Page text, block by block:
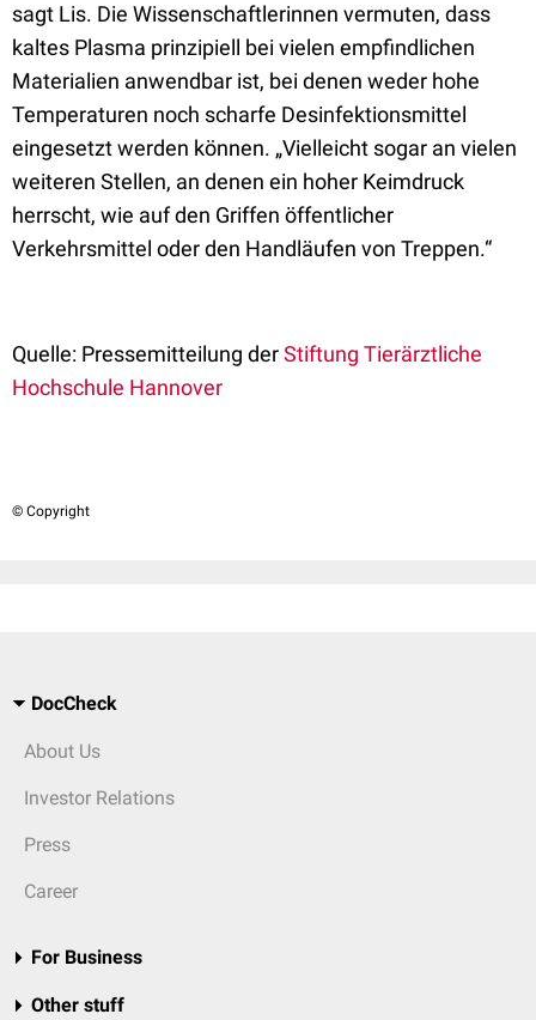
sagt Lis. Die Wissenschaftlerinnen vermuten, dass
kaltes Plasma prinzipiell bei vielen empfindlichen
Materialien anwendbar ist, bei denen weder hohe
Temperaturen noch scharfe Desinfektionsmittel
eingesetzt werden können. „Vielleicht sogar an vielen
weiteren Stellen, an denen ein hoher Keimdruck
herrscht, wie auf den Griffen öffentlicher
Verkehrsmittel oder den Handläufen von Treppen.“
Quelle: Pressemitteilung derStiftung Tierärztliche
Hochschule Hannover
© Copyright
DocCheck
About Us
Investor Relations
Press
Career
For Business
Other stuff